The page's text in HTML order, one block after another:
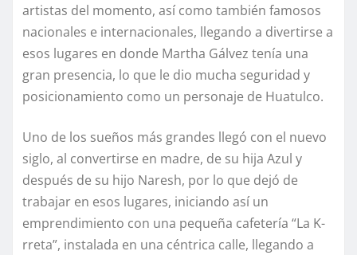
artistas del momento, así como también famosos
nacionales e internacionales, llegando a divertirse a
esos lugares en donde Martha Gálvez tenía una
gran presencia, lo que le dio mucha seguridad y
posicionamiento como un personaje de Huatulco.
Uno de los sueños más grandes llegó con el nuevo
siglo, al convertirse en madre, de su hija Azul y
después de su hijo Naresh, por lo que dejó de
trabajar en esos lugares, iniciando así un
emprendimiento con una pequeña cafetería “La K-
rreta”, instalada en una céntrica calle, llegando a